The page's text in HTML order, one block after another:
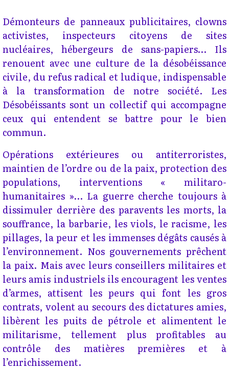
Démonteurs de panneaux publicitaires, clowns
activistes, inspecteurs citoyens de sites
nucléaires, hébergeurs de sans-papiers… Ils
renouent avec une culture de la désobéissance
civile, du refus radical et ludique, indispensable
à la transformation de notre société. Les
Désobéissants sont un collectif qui accompagne
ceux qui entendent se battre pour le bien
commun.
Opérations extérieures ou antiterroristes,
maintien de l’ordre ou de la paix, protection des
populations, interventions « militaro-
humanitaires »... La guerre cherche toujours à
dissimuler derrière des paravents les morts, la
souffrance, la barbarie, les viols, le racisme, les
pillages, la peur et les immenses dégâts causés à
l’environnement. Nos gouvernements prêchent
la paix. Mais avec leurs conseillers militaires et
leurs amis industriels ils encouragent les ventes
d’armes, attisent les peurs qui font les gros
contrats, volent au secours des dictatures amies,
libèrent les puits de pétrole et alimentent le
militarisme, tellement plus profitables au
contrôle des matières premières et à
l’enrichissement.